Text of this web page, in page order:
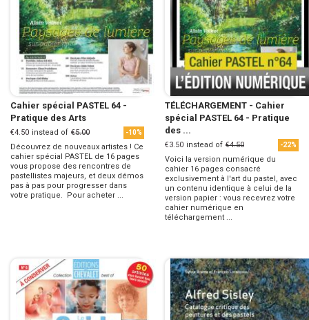
Cahier spécial PASTEL 64 -
Pratique des Arts
€4.50 instead of €5.00 -10%
Découvrez de nouveaux artistes ! Ce
cahier spécial PASTEL de 16 pages
vous propose des rencontres de
pastellistes majeurs, et deux démos
pas à pas pour progresser dans
votre pratique. Pour acheter ...
TÉLÉCHARGEMENT - Cahier
spécial PASTEL 64 - Pratique
des ...
€3.50 instead of €4.50 -22%
Voici la version numérique du
cahier 16 pages consacré
exclusivement à l'art du pastel, avec
un contenu identique à celui de la
version papier : vous recevrez votre
cahier numérique en
téléchargement ...